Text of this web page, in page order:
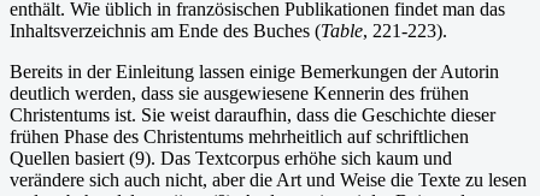
enthält. Wie üblich in französischen Publikationen findet man das
Inhaltsverzeichnis am Ende des Buches (Table, 221-223).
Bereits in der Einleitung lassen einige Bemerkungen der Autorin
deutlich werden, dass sie ausgewiesene Kennerin des frühen
Christentums ist. Sie weist daraufhin, dass die Geschichte dieser
frühen Phase des Christentums mehrheitlich auf schriftlichen
Quellen basiert (9). Das Textcorpus erhöhe sich kaum und
verändere sich auch nicht, aber die Art und Weise die Texte zu lesen